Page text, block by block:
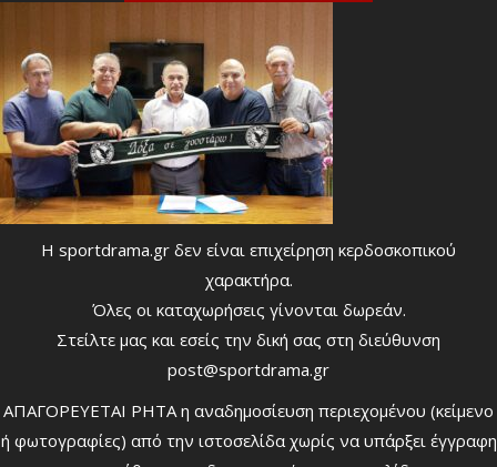
Η sportdrama.gr δεν είναι επιχείρηση κερδοσκοπικού
χαρακτήρα.
Όλες οι καταχωρήσεις γίνονται δωρεάν.
Στείλτε μας και εσείς την δική σας στη διεύθυνση
post@sportdrama.gr
ΑΠΑΓΟΡΕΥΕΤΑΙ ΡΗΤΑ η αναδημοσίευση περιεχομένου (κείμενο
ή φωτογραφίες) από την ιστοσελίδα χωρίς να υπάρξει έγγραφη